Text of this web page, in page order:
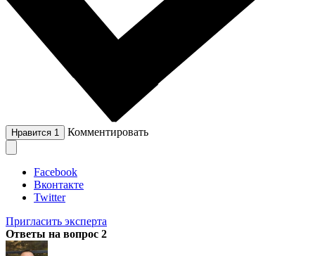
Нравится 1 Комментировать
Facebook
Вконтакте
Twitter
Пригласить эксперта
Ответы на вопрос 2